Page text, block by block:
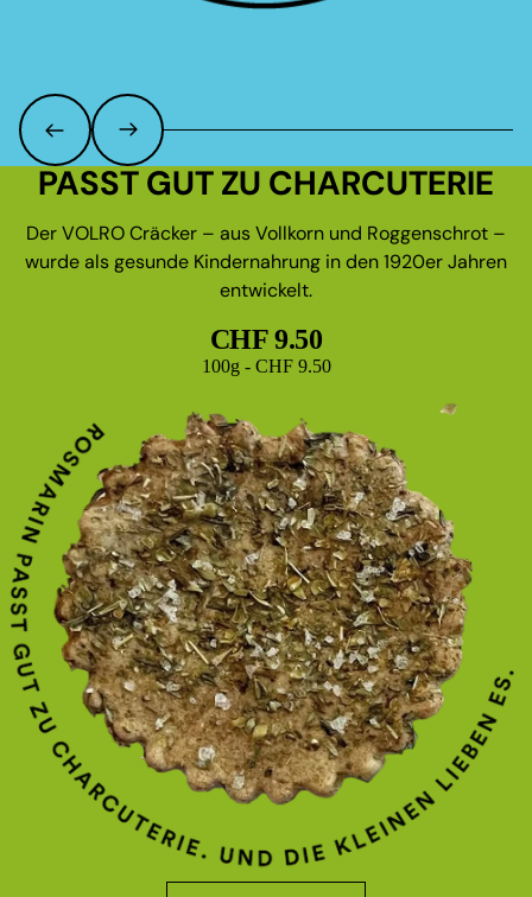
PASST GUT ZU CHARCUTERIE
Der VOLRO Cräcker – aus Vollkorn und Roggenschrot –
wurde als gesunde Kindernahrung in den 1920er Jahren
entwickelt.
CHF 9.50
Grundpreis
100g - CHF 9.50